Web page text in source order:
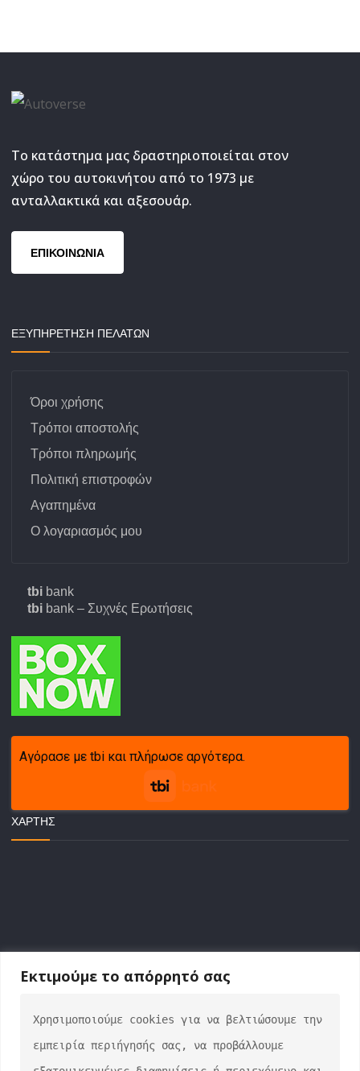
Εκτιμούμε το απόρρητό σας
Χρησιμοποιούμε cookies για να βελτιώσουμε την
εμπειρία περιήγησής σας, να προβάλλουμε
Το κατάστημα μας δραστηριοποιείται στον
χώρο του αυτοκινήτου από το 1973 με
ανταλλακτικά και αξεσουάρ.
ΕΠΙΚΟΙΝΩΝΙΑ
ΕΞΥΠΗΡΕΤΗΣΗ ΠΕΛΑΤΩΝ
Όροι χρήσης
Τρόποι αποστολής
Τρόποι πληρωμής
Πολιτική επιστροφών
Αγαπημένα
Ο λογαριασμός μου
tbi bank
tbi bank – Συχνές Ερωτήσεις
Αγόρασε με tbi και πλήρωσε αργότερα.
ΧΆΡΤΗΣ
info@auto-verse.gr